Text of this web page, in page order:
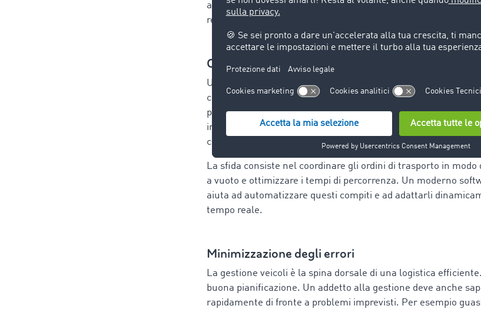
ad automatizzare queste attività e ad adattarle
reale.
Organizzare e svolgere senza intoppi
Uno degli aspetti più importanti della gestione veicoli è la
coordinamento precisi dei veicoli. Nella logistica ciò è di
poiché i trasporti devono arrivare puntuali e integri al
imprecisa può causare consegne in ritardo, costi maggiori o
clienti.
La sfida consiste nel coordinare gli ordini di trasporto in modo
a vuoto e ottimizzare i tempi di percorrenza. Un moderno
aiuta ad automatizzare questi compiti e ad adattarli
tempo reale.
Minimizzazione degli errori
La gestione veicoli è la spina dorsale di una logistica
buona pianificazione. Un addetto alla gestione deve anche
rapidamente di fronte a problemi imprevisti. Per esempio